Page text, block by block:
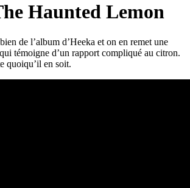
Haunted Lemon
de l’album d’Heeka et on en remet une
témoigne d’un rapport compliqué au citron.
quoiqu’il en soit.